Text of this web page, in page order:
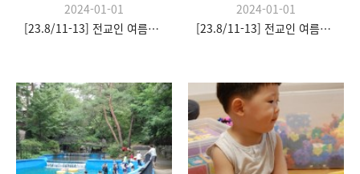
2024-01-01
[23.8/11-13] 전교인 여름수련회
2024-01-01
[23.8/11-13] 전교인 여름수련회